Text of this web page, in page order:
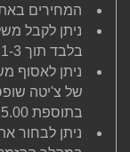
המחירים
בלבד תוך 1-3 ימי עסקים.
בתוספת 15.00 ש"ח.
ניתן לבחור